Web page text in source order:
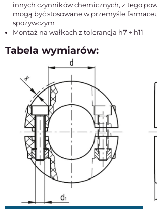
innych czynników chemicznych, z tego
mogą być stosowane w przemyśle
spożywczym
Montaż na wałkach z tolerancją h7 ÷ h11
Tabela wymiarów: